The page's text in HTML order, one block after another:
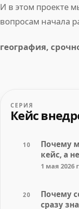
И в этом проекте
вопросам начала
география,
СЕРИЯ
Кейс
10
Почему
кейс, а
1 мая 2026
20
Почему
сразу